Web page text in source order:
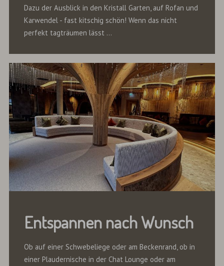
Dazu der Ausblick in den Kristall Garten, auf Rofan und
Karwendel - fast kitschig schön! Wenn das nicht
perfekt tagträumen lässt ...
Entspannen nach Wunsch
Ob auf einer Schwebeliege oder am Beckenrand, ob in
einer Plaudernische in der Chat Lounge oder am